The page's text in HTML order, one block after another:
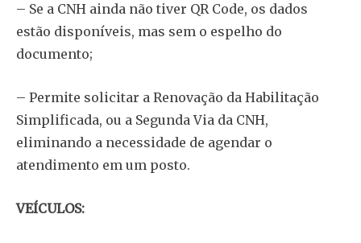
– Se a CNH ainda não tiver QR Code, os dados
estão disponíveis, mas sem o espelho do
documento;
– Permite solicitar a Renovação da Habilitação
Simplificada, ou a Segunda Via da CNH,
eliminando a necessidade de agendar o
atendimento em um posto.
VEÍCULOS: